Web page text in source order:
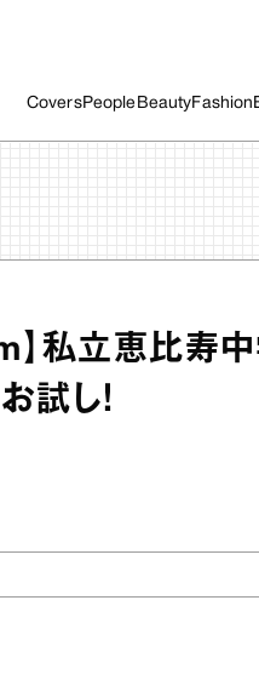
CoversPeople BeautyFashion
】私立恵比寿
試し！